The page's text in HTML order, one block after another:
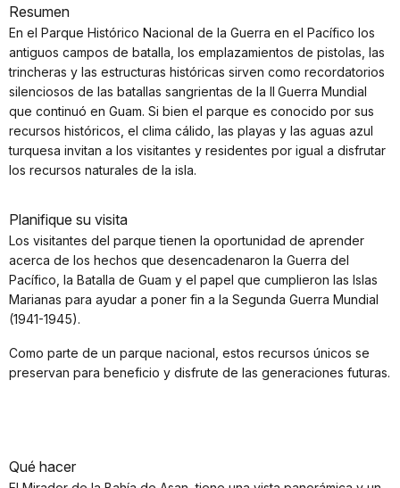
Resumen
En el Parque Histórico Nacional de la Guerra en el Pacífico los
antiguos campos de batalla, los emplazamientos de pistolas, las
trincheras y las estructuras históricas sirven como recordatorios
silenciosos de las batallas sangrientas de la II Guerra Mundial
que continuó en Guam. Si bien el parque es conocido por sus
recursos históricos, el clima cálido, las playas y las aguas azul
turquesa invitan a los visitantes y residentes por igual a disfrutar
los recursos naturales de la isla.
Planifique su visita
Los visitantes del parque tienen la oportunidad de aprender
acerca de los hechos que desencadenaron la Guerra del
Pacífico, la Batalla de Guam y el papel que cumplieron las Islas
Marianas para ayudar a poner fin a la Segunda Guerra Mundial
(1941-1945).
Como parte de un parque nacional, estos recursos únicos se
preservan para beneficio y disfrute de las generaciones futuras.
Qué hacer